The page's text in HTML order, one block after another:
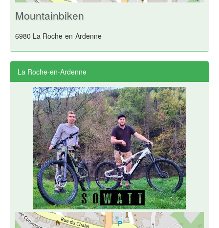
Mountainbiken
6980 La Roche-en-Ardenne
La Roche-en-Ardenne